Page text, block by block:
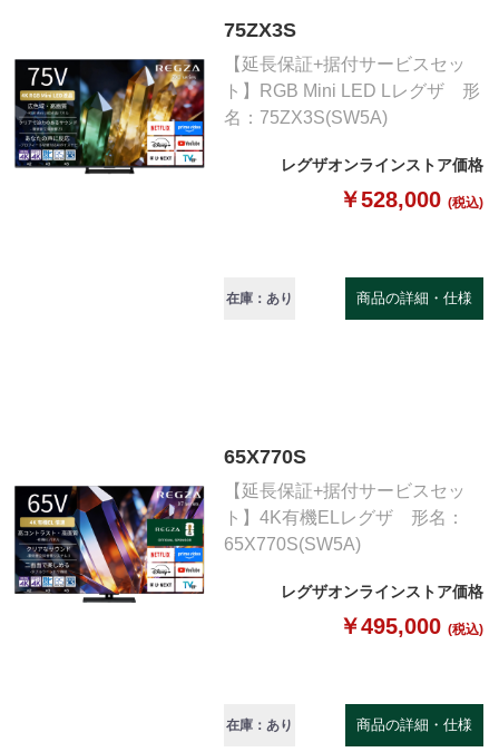
75ZX3S
【延長保証+据付サービスセッ
ト】RGB Mini LED Lレグザ 形
名：75ZX3S(SW5A)
レグザオンラインストア価格
￥528,000 (税込)
在庫：あり 商品の詳細・仕様
65X770S
【延長保証+据付サービスセッ
ト】4K有機ELレグザ 形名：
65X770S(SW5A)
レグザオンラインストア価格
￥495,000 (税込)
在庫：あり 商品の詳細・仕様